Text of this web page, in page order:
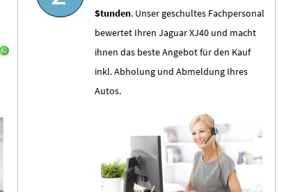
Stunden. Unser geschultes Fachpersonal
bewertet Ihren Jaguar XJ40 und macht
ihnen das beste Angebot für den Kauf
inkl. Abholung und Abmeldung Ihres
Autos.